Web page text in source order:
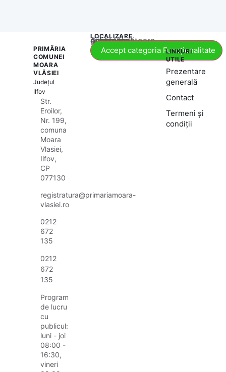
PRIMĂRIA
COMUNEI
MOARA
VLĂSIEI
Județul
Ilfov
Str.
Eroilor,
Nr. 199,
comuna
Moara
Vlasiei,
Ilfov,
CP
077130
registratura@primariamoara-
vlasiei.ro
0212
672
135
0212
672
135
Program
de lucru
cu
publicul:
luni - joi
08:00 -
16:30,
vineri
LOCALIZARE
Acest conținut este blocat până când acceptați categoria corespunzătoare de cookie-uri.
Accept categoria Funcționalitate
LINKURI
UTILE
Prezentare
generală
Contact
Termeni și
condiții